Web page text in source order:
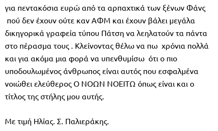
για πεντακόσια ευρώ από τα αρπαχτικά των ξένων Φάνς
πού δεν έχουν ούτε καν ΑΦΜ και έχουν βάλει μεγάλα
δικηγορικά γραφεία τύπου Πάτση να λεηλατούν τα πάντα
στο πέρασμα τους . Κλείνοντας θέλω να πω χρόνια πολλά
και για ακόμα μια φορά να υπενθυμίσω ότι ο πιο
υποδουλωμένος άνθρωπος είναι αυτός που εσφαλμένα
νοιώθει ελεύθερος Ο ΝΟΩΝ ΝΟΕΙΤΩ όπως είναι και ο
τίτλος της στήλης μου αυτής.
Με τιμή Ηλίας. Σ. Παλιεράκης.